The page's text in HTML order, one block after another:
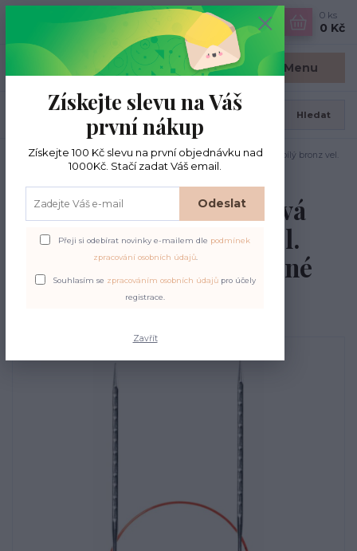
Menu
CZK
Hledat
0 ks
0 Kč
Úvod Jehlice kruhové pevné
ADDI NOVEL kruhová jehlice bílý bronz vel.
3,75mm/80cm, červené lanko, 717-7
ADDI NOVEL kruhová
jehlice bílý bronz vel.
3,75mm/80cm, červené
lanko, 717-7
Získejte slevu na Váš
první nákup
Získejte 100 Kč slevu na první objednávku nad
1000Kč. Stačí zadat Váš email.
Odeslat
Přeji si odebírat novinky e-mailem dle podmínek
zpracování osobních údajů.
Souhlasím se zpracováním osobních údajůpro účely
registrace.
Zavřít